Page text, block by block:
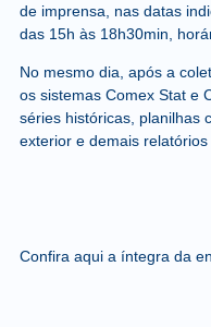
de imprensa, nas datas
das 15h às 18h30min,
No mesmo dia, após a
os sistemas Comex Stat e
séries históricas, planilhas
exterior e demais relatórios
Confira aqui a íntegra da